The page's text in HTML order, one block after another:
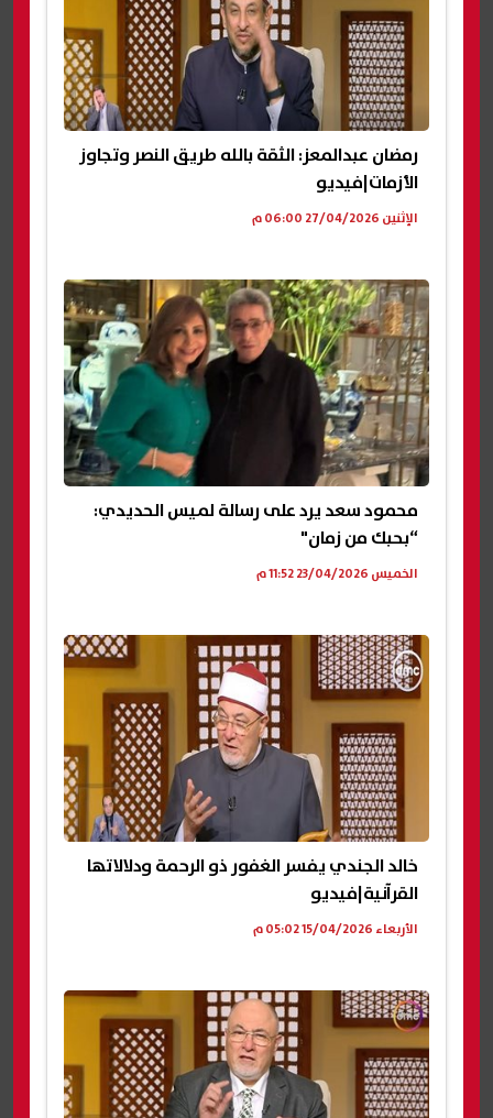
رمضان عبدالمعز: الثقة بالله طريق النصر وتجاوز
الأزمات|فيديو
الإثنين 27/04/2026 06:00 م
محمود سعد يرد على رسالة لميس الحديدي:
“بحبك من زمان"
الخميس 23/04/2026 11:52 م
خالد الجندي يفسر الغفور ذو الرحمة ودلالاتها
القرآنية|فيديو
الأربعاء 15/04/2026 05:02 م